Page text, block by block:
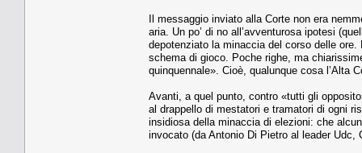
Il messaggio inviato alla Corte non era
aria. Un po’ di no all’avventurosa ipotesi
depotenziato la minaccia del corso delle
schema di gioco. Poche righe, ma
quinquennale». Cioè, qualunque cosa l’Alta
Avanti, a quel punto, contro «tutti gli
al drappello di mestatori e tramatori di ogni
insidiosa della minaccia di elezioni: che
invocato (da Antonio Di Pietro al leader Udc,